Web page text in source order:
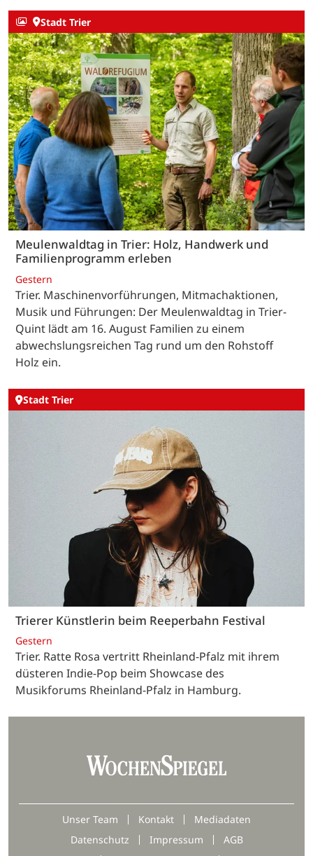
Stadt Trier
Meulenwaldtag in Trier: Holz, Handwerk und
Familienprogramm erleben
Gestern
Trier. Maschinenvorführungen, Mitmachaktionen,
Musik und Führungen: Der Meulenwaldtag in Trier-
Quint lädt am 16. August Familien zu einem
abwechslungsreichen Tag rund um den Rohstoff
Holz ein.
Stadt Trier
Trierer Künstlerin beim Reeperbahn Festival
Gestern
Trier. Ratte Rosa vertritt Rheinland-Pfalz mit ihrem
düsteren Indie-Pop beim Showcase des
Musikforums Rheinland-Pfalz in Hamburg.
Unser Team Kontakt
Mediadaten
Datenschutz
Impressum
AGB